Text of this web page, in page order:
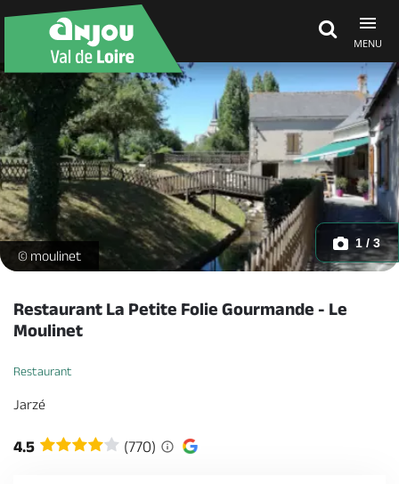
MENU
Découvrir
À voir, à faire
Agenda
vue -
© moulinet
1 / 3
Restaurant La Petite Folie Gourmande - Le
Moulinet
Restaurant
Jarzé
4.5 (770)